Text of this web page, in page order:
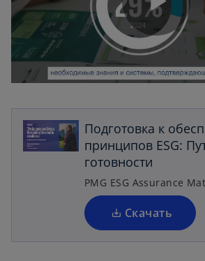
e
w
a
b
P
l
a
y
Подготовка к
принципов ESG:
готовности
PMG ESG Assurance
Скачать
p
e
n
s
i
n
a
n
e